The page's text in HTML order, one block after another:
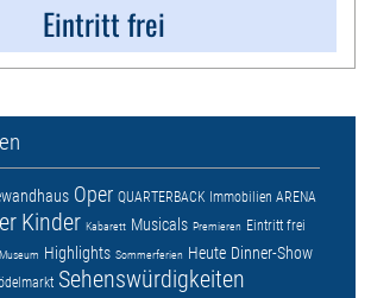
Eintritt frei
Oper QUARTERBACK Immobilien ARENA
Kinder Kabarett Musicals Premieren Eintritt frei
Museum Highlights Sommerferien Heute Dinner-Show
Sehenswürdigkeiten